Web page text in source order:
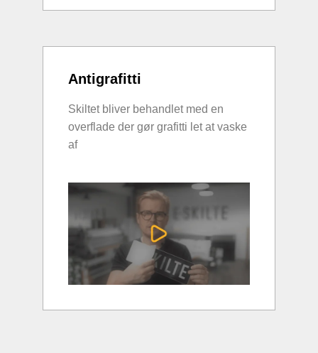
Antigrafitti
Skiltet bliver behandlet med en
overflade der gør grafitti let at vaske
af